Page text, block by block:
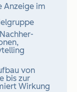
Anzeige im
von
bis zur
Wirkung